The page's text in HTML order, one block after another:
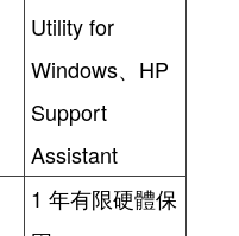
Utility for
Windows、HP
Support
Assistant
1 年有限硬體保